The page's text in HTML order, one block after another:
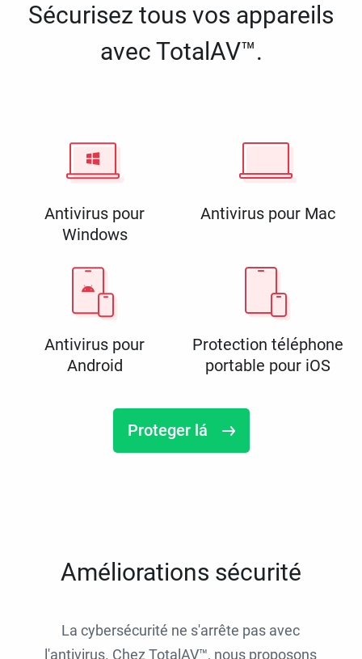
Sécurisez tous vos appareils
avec TotalAV™.
Antivirus pour
Windows
Antivirus pour Mac
Antivirus pour
Android
Protection téléphone
portable pour iOS
Proteger lá
Améliorations sécurité
La cybersécurité ne s'arrête pas avec
l'antivirus. Chez TotalAV™, nous proposons